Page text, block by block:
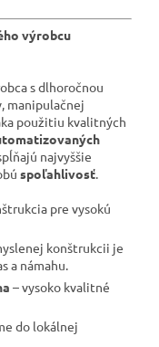
výrobcu
s dlhoročnou
manipulačnej
použitiu kvalitných
najvyššie
spoľahlivosť
pre vysokú
konštrukcii je
a námahu.
– vysoko kvalitné
do lokálnej